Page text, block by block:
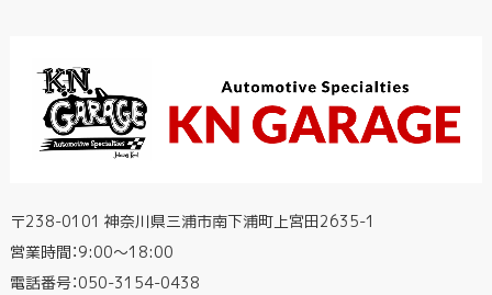
〒238-0101 神奈川県三浦市南下浦町上宮田2635-1
営業時間：9:00〜18:00
電話番号：050-3154-0438